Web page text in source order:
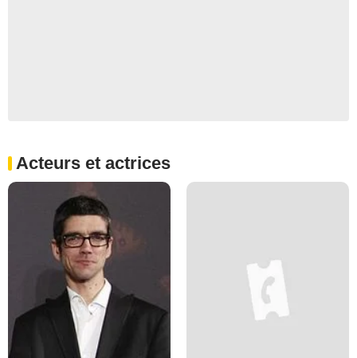
Acteurs et actrices